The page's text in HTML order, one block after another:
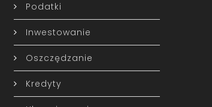
Podatki
Inwestowanie
Oszczędzanie
Kredyty